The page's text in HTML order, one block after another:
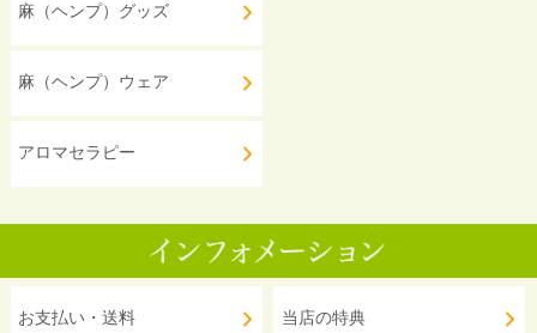
麻（ヘンプ）グッズ
麻（ヘンプ）ウェア
アロマセラピー
お支払い・送料 当店の特典